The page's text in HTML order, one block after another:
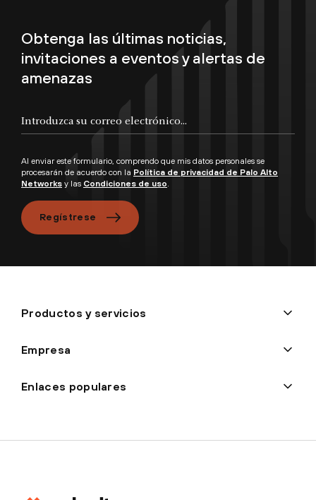
Obtenga las últimas noticias,
invitaciones a eventos y alertas de
amenazas
Al enviar este formulario, comprendo que mis datos personales se
procesarán de acuerdo con la Política de privacidad de Palo Alto
Networks y las Condiciones de uso
Regístrese
Productos y servicios
Empresa
Enlaces populares